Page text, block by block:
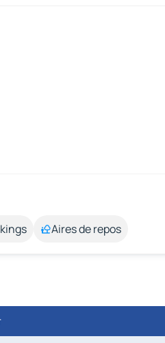
Aires de repos